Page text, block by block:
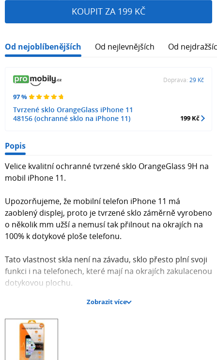
KOUPIT ZA 199 KČ
Od nejoblíbenějších Od nejlevnějších Od
97 %
Tvrzené sklo OrangeGlass iPhone 11
48156 (ochranné sklo na iPhone 11)
Doprava: 29 Kč
199 Kč
Popis
Velice kvalitní ochranné tvrzené sklo OrangeGlass 9H na
mobil iPhone 11.
Upozorňujeme, že mobilní telefon iPhone 11 má
zaoblený displej, proto je tvrzené sklo záměrně vyrobeno
o několik mm užší a nemusí tak přilnout na okrajích na
100% k dotykové ploše telefonu.
Tato vlastnost skla není na závadu, sklo přesto plní svoji
funkci i na telefonech, které mají na okrajích zakulacenou
dotykovou plochu.
Nelekejte se prosím, že vám došel menší rozměr, jsou
takto vyrobena záměrně. Kvůli zaoblení displeje
ochranná skla tedy o cca 2-4 mm jsou menší.
Sklo je velmi pevné a tenké, tloušťka skla je pouhých
Zobrazit více